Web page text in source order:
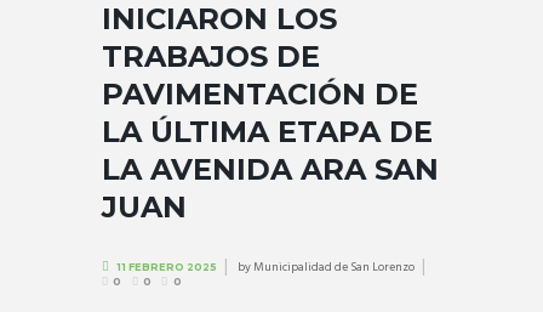
INICIARON LOS
TRABAJOS DE
PAVIMENTACIÓN DE
LA ÚLTIMA ETAPA DE
LA AVENIDA ARA SAN
JUAN
11 FEBRERO 2025 byMunicipalidad de San Lorenzo
0 0 0